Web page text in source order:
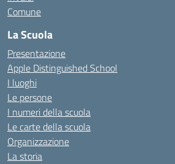
Comune
La Scuola
Presentazione
Apple Distinguished School
I luoghi
Le persone
I numeri della scuola
Le carte della scuola
Organizzazione
La storia